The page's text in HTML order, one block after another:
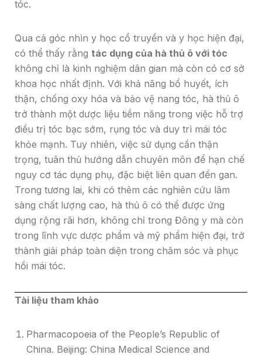
tóc.
Qua cả góc nhìn y học cổ truyền và y học hiện đại,
có thể thấy rằng tác dụng của hà thủ ô với tóc
không chỉ là kinh nghiệm dân gian mà còn có cơ sở
khoa học nhất định. Với khả năng bổ huyết, ích
thận, chống oxy hóa và bảo vệ nang tóc, hà thủ ô
trở thành một dược liệu tiềm năng trong việc hỗ trợ
điều trị tóc bạc sớm, rụng tóc và duy trì mái tóc
khỏe mạnh. Tuy nhiên, việc sử dụng cần thận
trọng, tuân thủ hướng dẫn chuyên môn để hạn chế
nguy cơ tác dụng phụ, đặc biệt liên quan đến gan.
Trong tương lai, khi có thêm các nghiên cứu lâm
sàng chất lượng cao, hà thủ ô có thể được ứng
dụng rộng rãi hơn, không chỉ trong Đông y mà còn
trong lĩnh vực dược phẩm và mỹ phẩm hiện đại, trở
thành giải pháp toàn diện trong chăm sóc và phục
hồi mái tóc.
Tài liệu tham khảo
Pharmacopoeia of the People’s Republic of
China. Beijing: China Medical Science and